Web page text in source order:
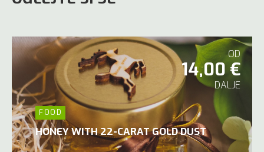
OD
14,00 €
DALJE
FOOD
HONEY WITH 22-CARAT GOLD DUST